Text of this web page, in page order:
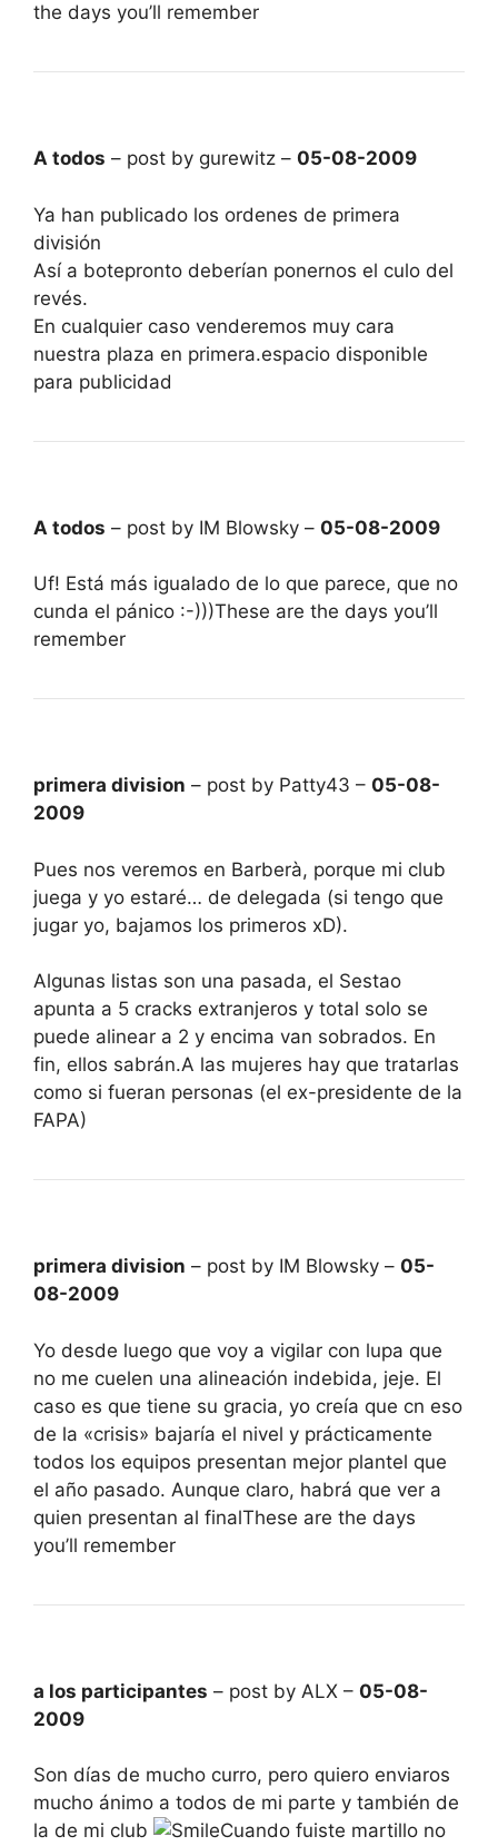
the days you’ll remember
A todos – post by gurewitz – 05-08-2009
Ya han publicado los ordenes de primera
división
Así a botepronto deberían ponernos el culo del
revés.
En cualquier caso venderemos muy cara
nuestra plaza en primera.espacio disponible
para publicidad
A todos – post by IM Blowsky – 05-08-2009
Uf! Está más igualado de lo que parece, que no
cunda el pánico :-)))These are the days you’ll
remember
primera division – post by Patty43 – 05-08-
2009
Pues nos veremos en Barberà, porque mi club
juega y yo estaré… de delegada (si tengo que
jugar yo, bajamos los primeros xD).
Algunas listas son una pasada, el Sestao
apunta a 5 cracks extranjeros y total solo se
puede alinear a 2 y encima van sobrados. En
fin, ellos sabrán.A las mujeres hay que tratarlas
como si fueran personas (el ex-presidente de la
FAPA)
primera division – post by IM Blowsky – 05-
08-2009
Yo desde luego que voy a vigilar con lupa que
no me cuelen una alineación indebida, jeje. El
caso es que tiene su gracia, yo creía que cn eso
de la «crisis» bajaría el nivel y prácticamente
todos los equipos presentan mejor plantel que
el año pasado. Aunque claro, habrá que ver a
quien presentan al finalThese are the days
you’ll remember
a los participantes – post by ALX – 05-08-
2009
Son días de mucho curro, pero quiero enviaros
mucho ánimo a todos de mi parte y también de
la de mi club
Cuando fuiste martillo no